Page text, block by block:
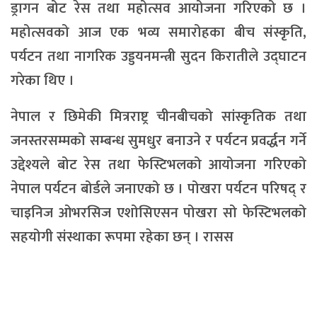
ड्रागन बोट रेस तथा महोत्सव आयोजना गरिएको छ ।
महोत्सवको आज एक भव्य समारोहका बीच संस्कृति,
पर्यटन तथा नागरिक उड्डयनमन्त्री सुदन किरातीले उद्घाटन
गरेका थिए ।
नेपाल र छिमेकी मित्रराष्ट्र चीनबीचको सांस्कृतिक तथा
जनस्तरसम्मको सम्बन्ध सुमधुर बनाउने र पर्यटन प्रवर्द्धन गर्ने
उद्देश्यले बोट रेस तथा फेस्टिभलको आयोजना गरिएको
नेपाल पर्यटन बोर्डले जनाएको छ । पोखरा पर्यटन परिषद् र
चाइनिज ओभरसिज एशोसिएसन पोखरा सो फेस्टिभलको
सहयोगी संस्थाका रूपमा रहेका छन् । रासस